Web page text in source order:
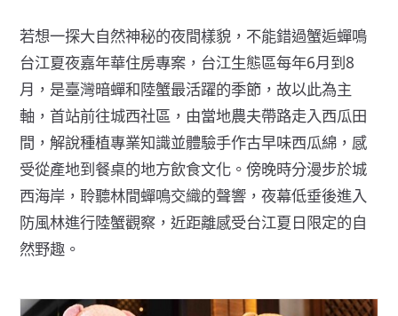
若想一探大自然神秘的夜間樣貌，不能錯過蟹逅蟬鳴
台江夏夜嘉年華住房專案，台江生態區每年6月到8
月，是臺灣暗蟬和陸蟹最活躍的季節，故以此為主
軸，首站前往城西社區，由當地農夫帶路走入西瓜田
間，解說種植專業知識並體驗手作古早味西瓜綿，感
受從產地到餐桌的地方飲食文化。傍晚時分漫步於城
西海岸，聆聽林間蟬鳴交織的聲響，夜幕低垂後進入
防風林進行陸蟹觀察，近距離感受台江夏日限定的自
然野趣。